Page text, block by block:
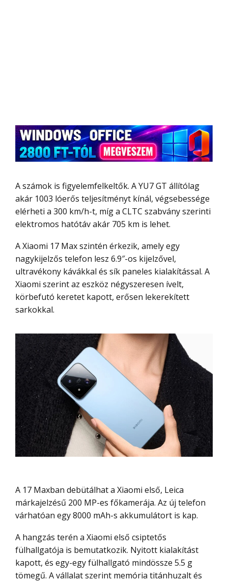
A számok is figyelemfelkeltők. A YU7 GT állítólag
akár 1003 lóerős teljesítményt kínál, végsebessége
elérheti a 300 km/h-t, míg a CLTC szabvány szerinti
elektromos hatótáv akár 705 km is lehet.
A Xiaomi 17 Max szintén érkezik, amely egy
nagykijelzős telefon lesz 6.9″-os kijelzővel,
ultravékony kávákkal és sík paneles kialakítással. A
Xiaomi szerint az eszköz négyszeresen ívelt,
körbefutó keretet kapott, erősen lekerekített
sarkokkal.
A 17 Maxban debütálhat a Xiaomi első, Leica
márkajelzésű 200 MP-es főkamerája. Az új telefon
várhatóan egy 8000 mAh-s akkumulátort is kap.
A hangzás terén a Xiaomi első csiptetős
fülhallgatója is bemutatkozik. Nyitott kialakítást
kapott, és egy-egy fülhallgató mindössze 5.5 g
tömegű. A vállalat szerint memória titánhuzalt és